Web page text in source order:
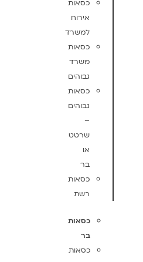
כסאות
אירוח
למשרד
כסאות
משרד
גבוהים
כסאות
גבוהים
–
שרטט
או
בר
כסאות
רשת
כסאות
בר
כסאות